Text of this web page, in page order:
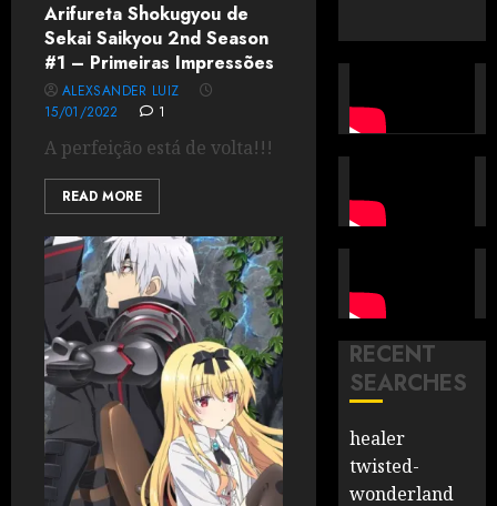
Arifureta Shokugyou de
Sekai Saikyou 2nd Season
#1 – Primeiras Impressões
ALEXSANDER LUIZ
15/01/2022
1
A perfeição está de volta!!!
READ MORE
RECENT
SEARCHES
healer
twisted-
wonderland